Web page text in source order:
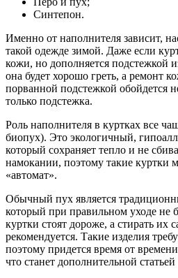
Синтепон.
Именно от наполнителя зависит,
такой одежде зимой. Даже если
кожи, но дополняется подстежкой
она будет хорошо греть, а ремонт
порванной подстежкой обойдется
только подстежка.
Роль наполнителя в куртках все
биопух). Это экологичный,
который сохраняет тепло и не
намокании, поэтому такие куртки
«автомат».
Обычный пух является
который при правильном уходе не
куртки стоят дороже, а стирать их
рекомендуется. Такие изделия
поэтому придется время от
что станет дополнительной статьей